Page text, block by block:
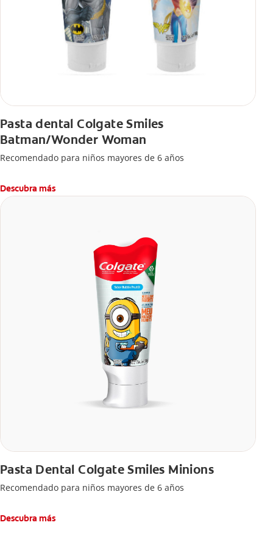
Pasta dental Colgate Smiles
Batman/Wonder Woman
Recomendado para niños mayores de 6 años
Descubra más
Pasta Dental Colgate Smiles Minions
Recomendado para niños mayores de 6 años
Descubra más